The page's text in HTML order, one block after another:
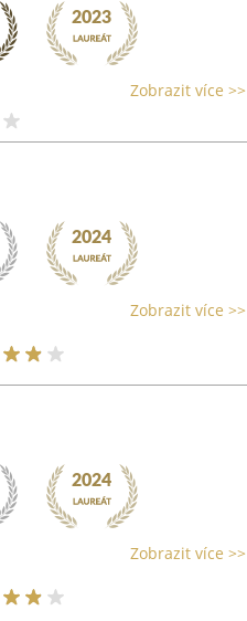
Zobrazit více >>
Zobrazit více >>
Zobrazit více >>